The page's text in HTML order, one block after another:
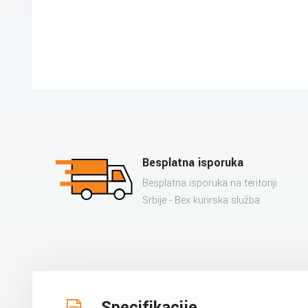
Besplatna isporuka
Besplatna isporuka na teritoriji
Srbije - Bex kurirska služba